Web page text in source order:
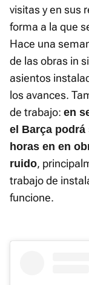
visitas y en sus
forma a la que
Hace una
de las obras in
asientos
los avances.
de trabajo: en
el Barça podrá
horas en en
ruido,
trabajo de
funcione.